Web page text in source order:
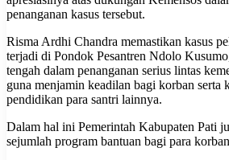
penanganan kasus tersebut.
Risma Ardhi Chandra memastikan kasus
terjadi di Pondok Pesantren Ndolo
tengah dalam penanganan serius lintas
guna menjamin keadilan bagi korban serta
pendidikan para santri lainnya.
Dalam hal ini Pemerintah Kabupaten Pati
sejumlah program bantuan bagi para